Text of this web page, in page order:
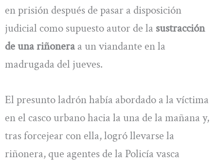
en prisión después de pasar a disposición
judicial como supuesto autor de la sustracción
de una riñoneraa un viandante en la
madrugada del jueves.
El presunto ladrón había abordado a la víctima
en el casco urbano hacia la una de la mañana y,
tras forcejear con ella, logró llevarse la
riñonera, que agentes de la Policía vasca